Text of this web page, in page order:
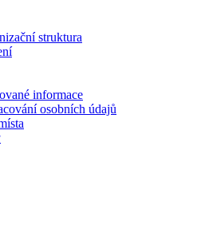
struktura
informace
osobních údajů